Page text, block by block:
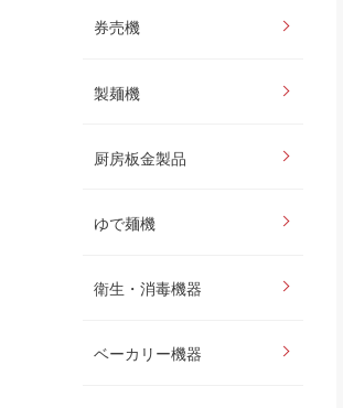
券売機
製麺機
厨房板金製品
ゆで麺機
衛生・消毒機器
ベーカリー機器